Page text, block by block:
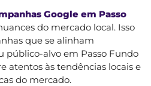
Google em Passo
do mercado local. Isso
que se alinham
público-alvo em Passo Fundo
atentos às tendências locais e
do mercado.